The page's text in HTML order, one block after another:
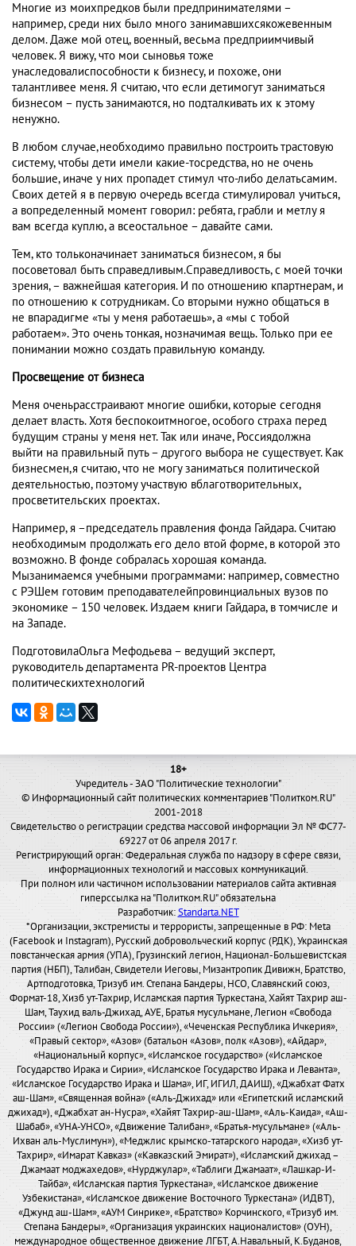
Многие из моихпредков были предпринимателями –
например, среди них было много занимавшихсякожевенным
делом. Даже мой отец, военный, весьма предприимчивый
человек. Я вижу, что мои сыновья тоже
унаследовалиспособности к бизнесу, и похоже, они
талантливее меня. Я считаю, что если детимогут заниматься
бизнесом – пусть занимаются, но подталкивать их к этому
ненужно.
В любом случае,необходимо правильно построить трастовую
систему, чтобы дети имели какие-тосредства, но не очень
большие, иначе у них пропадет стимул что-либо делатьсамим.
Своих детей я в первую очередь всегда стимулировал учиться,
а вопределенный момент говорил: ребята, грабли и метлу я
вам всегда куплю, а всеостальное – давайте сами.
Тем, кто тольконачинает заниматься бизнесом, я бы
посоветовал быть справедливым.Справедливость, с моей точки
зрения, – важнейшая категория. И по отношению кпартнерам, и
по отношению к сотрудникам. Со вторыми нужно общаться в
не впарадигме «ты у меня работаешь», а «мы с тобой
работаем». Это очень тонкая, нозначимая вещь. Только при ее
понимании можно создать правильную команду.
Просвещение от бизнеса
Меня оченьрасстраивают многие ошибки, которые сегодня
делает власть. Хотя беспокоитмногое, особого страха перед
будущим страны у меня нет. Так или иначе, Россиядолжна
выйти на правильный путь – другого выбора не существует. Как
бизнесмен,я считаю, что не могу заниматься политической
деятельностью, поэтому участвую вблаготворительных,
просветительских проектах.
Например, я –председатель правления фонда Гайдара. Считаю
необходимым продолжать его дело втой форме, в которой это
возможно. В фонде собралась хорошая команда.
Мызанимаемся учебными программами: например, совместно
с РЭШем готовим преподавателейпровинциальных вузов по
экономике – 150 человек. Издаем книги Гайдара, в томчисле и
на Западе.
ПодготовилаОльга Мефодьева – ведущий эксперт,
руководитель департамента PR-проектов Центра
политическихтехнологий
18+
Учредитель - ЗАО "Политические технологии"
© Информационный сайт политических комментариев "Политком.RU"
2001-2018
Свидетельство о регистрации средства массовой информации Эл № ФС77-
69227 от 06 апреля 2017 г.
Регистрирующий орган: Федеральная служба по надзору в сфере связи,
информационных технологий и массовых коммуникаций.
При полном или частичном использовании материалов сайта активная
гиперссылка на "Политком.RU" обязательна
Разработчик:Standarta.NET
*Организации, экстремисты и террористы, запрещенные в РФ: Meta
(Facebook и Instagram), Русский добровольческий корпус (РДК), Украинская
повстанческая армия (УПА), Грузинский легион, Национал-Большевистская
партия (НБП), Талибан, Свидетели Иеговы, Мизантропик Дивижн, Братство,
Артподготовка, Тризуб им. Степана Бандеры, НСО, Славянский союз,
Формат-18, Хизб ут-Тахрир, Исламская партия Туркестана, Хайят Тахрир аш-
Шам, Таухид валь-Джихад, АУЕ, Братья мусульмане, Легион «Свобода
России» («Легион Свобода России»), «Чеченская Республика Ичкерия»,
«Правый сектор», «Азов» (батальон «Азов», полк «Азов»), «Айдар»,
«Национальный корпус», «Исламское государство» («Исламское
Государство Ирака и Сирии», «Исламское Государство Ирака и Леванта»,
«Исламское Государство Ирака и Шама», ИГ, ИГИЛ, ДАИШ), «Джабхат Фатх
аш-Шам», «Священная война» («Аль-Джихад» или «Египетский исламский
джихад»), «Джабхат ан-Нусра», «Хайят Тахрир-аш-Шам», «Аль-Каида», «Аш-
Шабаб», «УНА-УНСО», «Движение Талибан», «Братья-мусульмане» («Аль-
Ихван аль-Муслимун»), «Меджлис крымско-татарского народа», «Хизб ут-
Тахрир», «Имарат Кавказ» («Кавказский Эмират»), «Исламский джихад –
Джамаат моджахедов», «Нурджулар», «Таблиги Джамаат», «Лашкар-И-
Тайба», «Исламская партия Туркестана», «Исламское движение
Узбекистана», «Исламское движение Восточного Туркестана» (ИДВТ),
«Джунд аш-Шам», «АУМ Синрике», «Братство» Корчинского, «Тризуб им.
Степана Бандеры», «Организация украинских националистов» (ОУН),
международное общественное движение ЛГБТ, А.Навальный, К.Буданов,